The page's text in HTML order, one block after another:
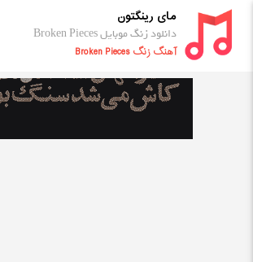
مای رینگتون
دانلود زنگ موبایل Broken Pieces
آهنگ زنگ Broken Pieces